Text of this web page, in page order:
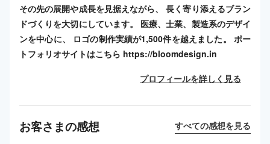
その先の展開や成長を見据えながら、 長く寄り添えるブラン
ドづくりを大切にしています。 医療、士業、製造系のデザイ
ンを中心に、 ロゴの制作実績が1,500件を越えました。 ポー
トフォリオサイトはこちら https://bloomdesign.in
プロフィールを詳しく見る
お客さまの感想 すべての感想を見る